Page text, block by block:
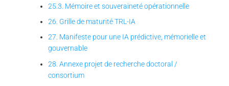
25.3. Mémoire et souveraineté opérationnelle
26. Grille de maturité TRL-IA
27. Manifeste pour une IA prédictive, mémorielle et
gouvernable
28. Annexe projet de recherche doctoral /
consortium